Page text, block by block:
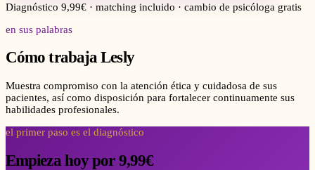
Diagnóstico 9,99€ · matching incluido · cambio de psicóloga gratis
en sus palabras
Cómo trabajaLesly
Muestra compromiso con la atención ética y cuidadosa de sus
pacientes, así como disposición para fortalecer continuamente sus
habilidades profesionales.
el primer paso es el diagnóstico
Empieza hoy por 9,99€